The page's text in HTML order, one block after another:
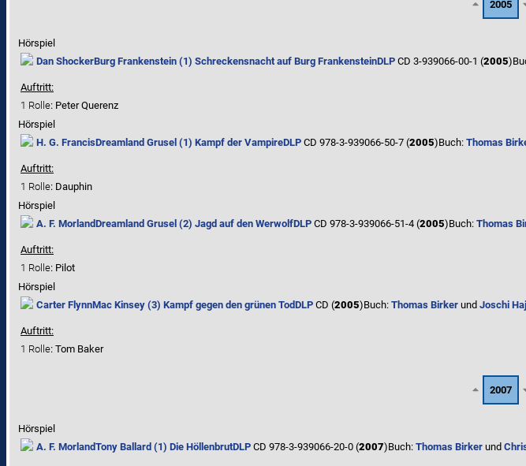
2005
Hörspiel
Dan ShockerBurg Frankenstein (1) Schreckensnacht auf Burg FrankensteinDLP CD 3-939066-00-1 (2005)
Auftritt:
1 Rolle: Peter Querenz
Hörspiel
H. G. FrancisDreamland Grusel (1) Kampf der VampireDLP CD 978-3-939066-50-7 (2005)Buch: Thomas
Auftritt:
1 Rolle: Dauphin
Hörspiel
A. F. MorlandDreamland Grusel (2) Jagd auf den WerwolfDLP CD 978-3-939066-51-4 (2005)Buch: Thomas
Auftritt:
1 Rolle: Pilot
Hörspiel
Carter FlynnMac Kinsey (3) Kampf gegen den grünen TodDLP CD (2005)Buch: Thomas Birker und Joschi
Auftritt:
1 Rolle: Tom Baker
2007
Hörspiel
A. F. MorlandTony Ballard (1) Die HöllenbrutDLP CD 978-3-939066-20-0 (2007)Buch: Thomas Birker und